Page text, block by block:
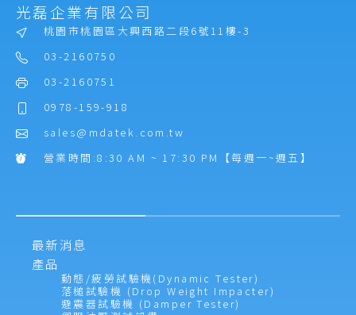
光磊企業有限公司
桃園市桃園區大興西路二段6號11樓-3
03-2160750
03-2160751
0978-159-918
sales@mdatek.com.tw
營業時間:8:30 AM ~ 17:30 PM【每週一~週五】
最新消息
產品
動態/疲勞試驗機(Dynamic Tester)
落槌試驗機 (Drop Weight Impacter)
避震器試驗機 (Damper Tester)